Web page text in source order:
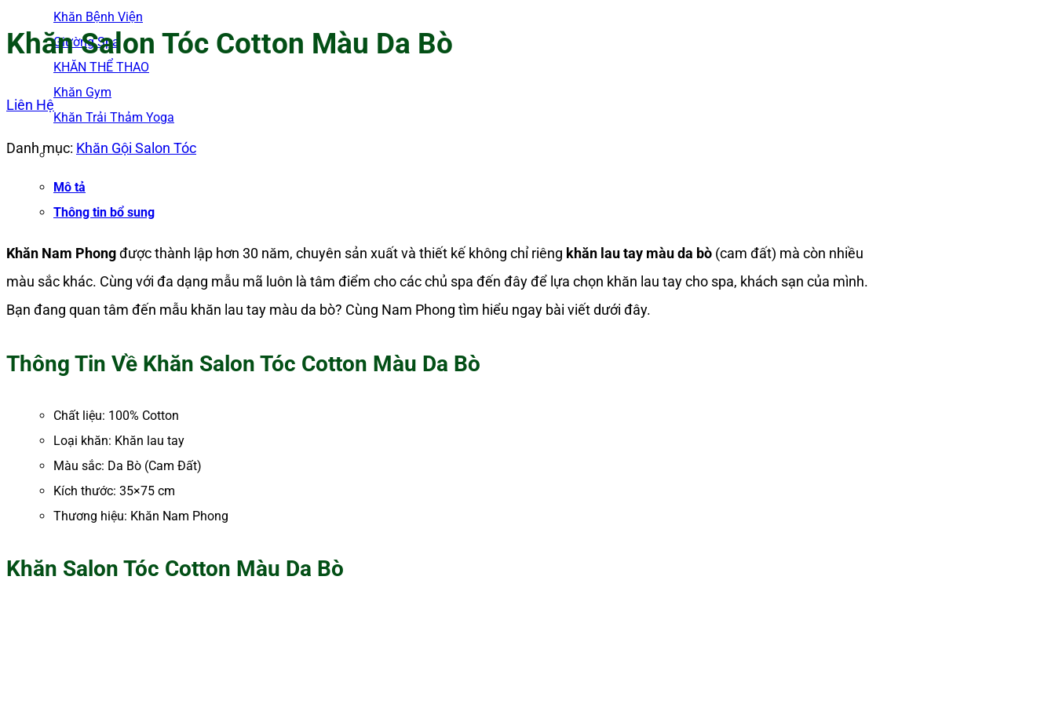
Khăn Bệnh Viện
Giường Spa
KHĂN THỂ THAO
Khăn Gym
Khăn Trải Thảm Yoga
Khăn Salon Tóc Cotton Màu Da Bò
Liên Hệ
Danh mục: Khăn Gội Salon Tóc
Mô tả
Thông tin bổ sung
Khăn Nam Phongđược thành lập hơn 30 năm, chuyên sản xuất và thiết kế không chỉ riêng khăn lau tay màu da bò (cam đất) mà còn nhiều
màu sắc khác. Cùng với đa dạng mẫu mã luôn là tâm điểm cho các chủ spa đến đây để lựa chọn khăn lau tay cho spa, khách sạn của mình.
Bạn đang quan tâm đến mẫu khăn lau tay màu da bò? Cùng Nam Phong tìm hiểu ngay bài viết dưới đây.
Thông Tin Về Khăn Salon Tóc Cotton Màu Da Bò
Chất liệu: 100% Cotton
Loại khăn: Khăn lau tay
Màu sắc: Da Bò (Cam Đất)
Kích thước: 35×75 cm
Thương hiệu: Khăn Nam Phong
Khăn Salon Tóc Cotton Màu Da Bò